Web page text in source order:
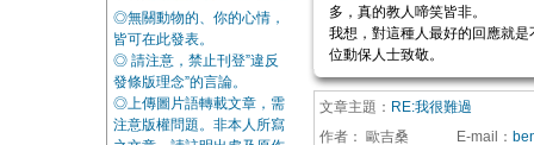
◎無關動物的、你的心情，
皆可在此發表。
◎ 請注意，禁止刊登”違反
發條版理念”的言論。
◎上傳圖片語轉載文章，需
注意版權問題。非本人所寫
多，真的教人啼笑皆非。
我想，對這種人最好的回應就
位動保人士致敬。
文章主題： RE:我很難過
作者：
歐吉桑 E-mail ：